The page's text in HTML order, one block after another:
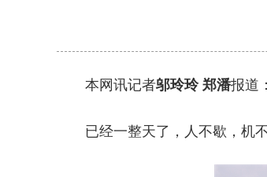
本网讯记者邬玲玲 郑潘报道
已经一整天了，人不歇，机